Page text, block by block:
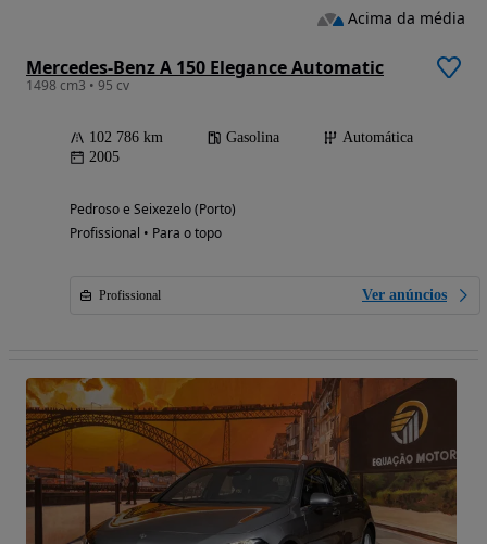
Mercedes-Benz A 150 Elegance Automatic
1498 cm3 • 95 cv
102 786 km Gasolina
Automática
2005
Pedroso e Seixezelo (Porto)
Profissional • Para o topo
Profissional Ver anúncios
Acima da média